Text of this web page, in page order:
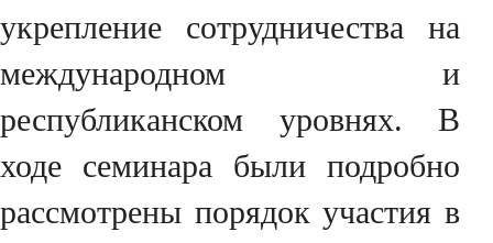
укрепление сотрудничества на
международном и
республиканском уровнях. В
ходе семинара были подробно
рассмотрены порядок участия в